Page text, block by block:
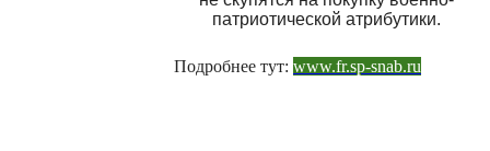
патриотической атрибутики.
Подробнее тут: www.fr.sp-snab.ru